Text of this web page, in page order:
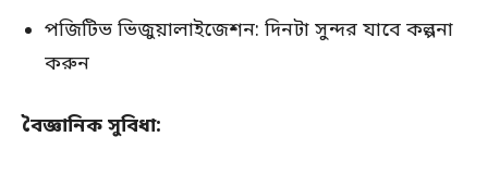
পজিটিভ ভিজুয়ালাইজেশন: দিনটা সুন্দর যাবে কল্পনা
করুন
বৈজ্ঞানিক সুবিধা: